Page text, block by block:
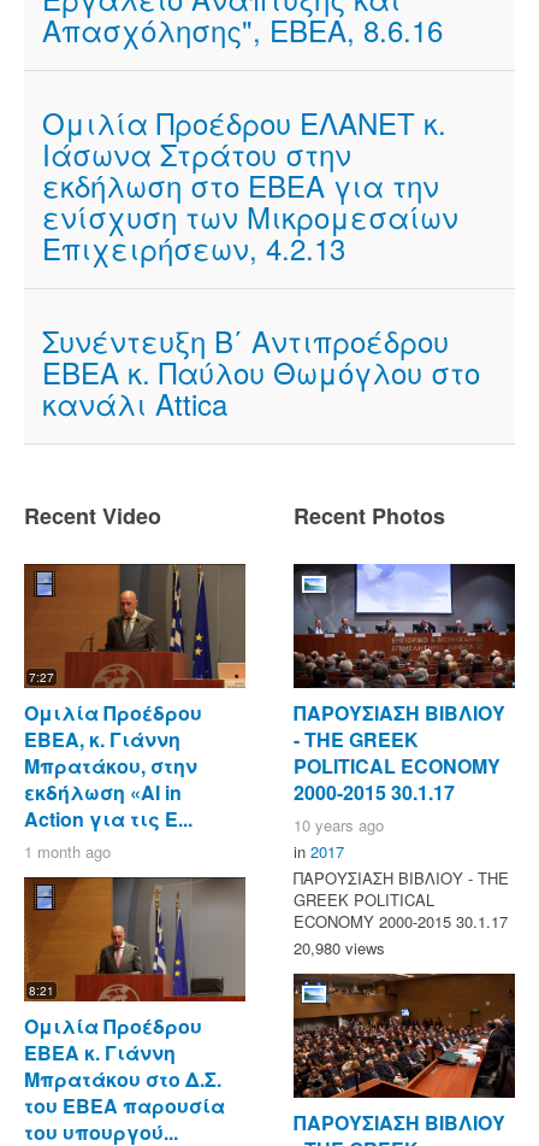
Απασχόλησης", ΕΒΕΑ, 8.6.16
Ομιλία Προέδρου ΕΛΑΝΕΤ κ.
Ιάσωνα Στράτου στην
εκδήλωση στο ΕΒΕΑ για την
ενίσχυση των Μικρομεσαίων
Επιχειρήσεων, 4.2.13
Συνέντευξη Β΄ Αντιπροέδρου
ΕΒΕΑ κ. Παύλου Θωμόγλου στο
κανάλι Attica
Recent Video
7:27
Ομιλία Προέδρου
ΕΒΕΑ, κ. Γιάννη
Μπρατάκου, στην
εκδήλωση «AI in
Action για τις Ε...
1 month ago
8:21
Ομιλία Προέδρου
ΕΒΕΑ κ. Γιάννη
Μπρατάκου στο Δ.Σ.
του ΕΒΕΑ παρουσία
του υπουργού...
Recent Photos
ΠΑΡΟΥΣΙΑΣΗ ΒΙΒΛΙΟΥ
- ΤΗΕ GREEK
POLITICAL ECONOMY
2000-2015 30.1.17
10 years ago
in 2017
ΠΑΡΟΥΣΙΑΣΗ ΒΙΒΛΙΟΥ - ΤΗΕ
GREEK POLITICAL
ECONOMY 2000-2015 30.1.17
20,980 views
ΠΑΡΟΥΣΙΑΣΗ ΒΙΒΛΙΟΥ